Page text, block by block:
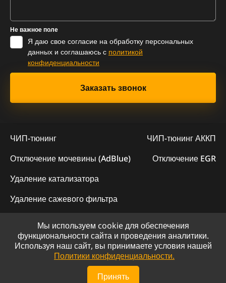
Не важное поле
Я даю свое согласие на обработку персональных
данных и соглашаюсь с политикой
конфиденциальности
ЧИП-тюнинг
ЧИП-тюнинг АККП
Отключение мочевины (AdBlue)
Отключение EGR
Удаление катализатора
Удаление сажевого фильтра
© 2023 - Официальный сайт "ChipLogic"
Политика конфиденциальности
Сайт разработан компанией DS-ART
Мы используем cookie для обеспечения
функциональности сайта и проведения аналитики.
Используя наш сайт, вы принимаете условия нашей
Политики конфиденциальности.
Принять